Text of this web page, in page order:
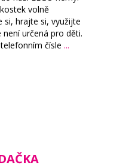
volně
si, hrajte si, využijte
určená pro děti.
čísle ...